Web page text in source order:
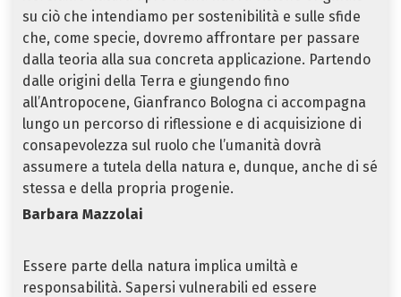
su ciò che intendiamo per sostenibilità e sulle sfide
che, come specie, dovremo affrontare per passare
dalla teoria alla sua concreta applicazione. Partendo
dalle origini della Terra e giungendo fino
all’Antropocene, Gianfranco Bologna ci accompagna
lungo un percorso di riflessione e di acquisizione di
consapevolezza sul ruolo che l’umanità dovrà
assumere a tutela della natura e, dunque, anche di sé
stessa e della propria progenie.
Barbara Mazzolai
Essere parte della natura implica umiltà e
responsabilità. Sapersi vulnerabili ed essere